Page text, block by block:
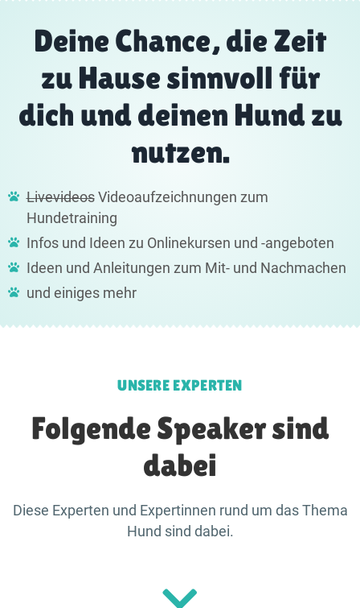
Deine Chance, die Zeit
zu Hause sinnvoll für
dich und deinen Hund zu
nutzen.
LivevideosVideoaufzeichnungen zum
Hundetraining
Infos und Ideen zu Onlinekursen und -angeboten
Ideen und Anleitungen zum Mit- und Nachmachen
und einiges mehr​
UNSERE EXPERTEN
Folgende Speaker sind
dabei
Diese Experten und Expertinnen rund um das Thema
Hund sind dabei.